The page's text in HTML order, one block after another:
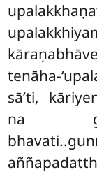
tenāha-
sā’ti,
na